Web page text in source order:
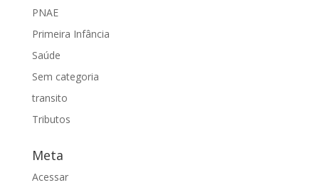
PNAE
Primeira Infância
Saúde
Sem categoria
transito
Tributos
Meta
Acessar